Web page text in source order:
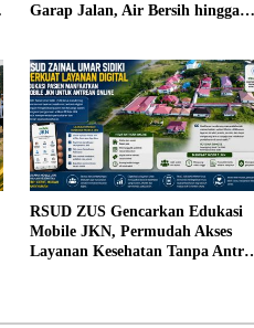
Garap Jalan, Air Bersih hingga
RSUD ZUS Gencarkan Edukasi
Mobile JKN, Permudah Akses
Layanan Kesehatan Tanpa Antre